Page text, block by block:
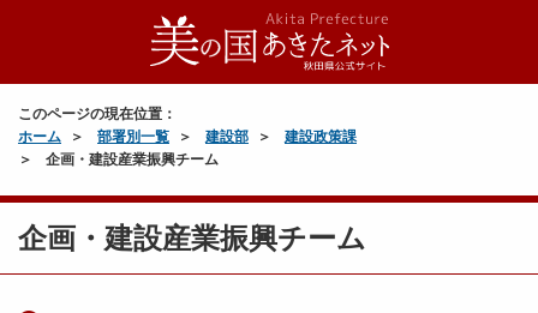
このページの現在位置：
ホーム
部署別一覧 建設部
建設政策課
企画・建設産業振興チーム
企画・建設産業振興チーム